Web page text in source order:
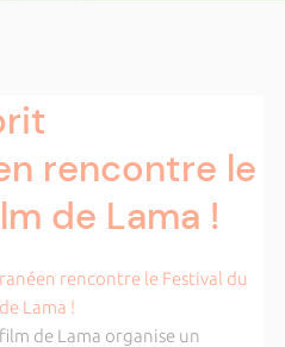
rencontre le
de Lama !
de Lama organise un